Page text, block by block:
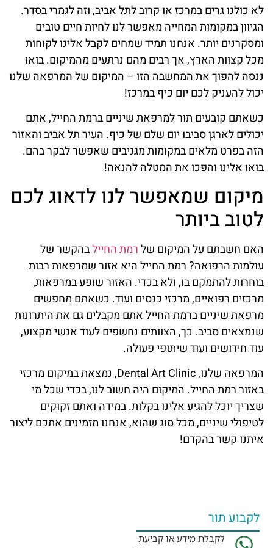
לא כולנו גרים במרכז או קרוב לתל אביב, וזה לגמרי בסדר.
הגיוון במקומות המחייה מאפשר לנו לחיות חיים טובים
ומסקרנים יותר. אנחנו תמיד שמחים לקבל אלינו לקוחות
מכל קצוות הארץ, אך רבים מהם נרתעים מהמיקום. בואו
ננסה להפוך את המחשבה הזו – המיקום של המרפאה שלנו
יכול להעניק לכם יום כיף במרכז!
כשאתם קובעים תור למרפאת שיניים ברמת החייל, אתם
יכולים לארגן סביבו יום שלם של כיף. העיר תל אביב והאזור
הזה בפרט מלאים במקומות מגניבים שאפשר לבקר בהם.
בואו אלינו והפכו את המטלה להנאה!
מיקום שמאפשר לנו לדאוג לכם
לטוב ביותר
האם חשבתם על המיקום שלרמת החיילבהקשר של
עולמות הרפואה? רמת החייל היא אזור שמרפאות רבות
בוחרות להתמקם בו, ולא בכדי. האזור שופע במרפאות,
מרכזים רפואיים, מרכזי כנסים ועוד. כשאתם מחפשים
מרפאת שיניים ברמת החייל אתם מקבלים גם את היתרונות
שנמצאים סביב. כך, הצוותים נחשפים לעוד אנשי מקצוע,
עוד חידושים ועוד שיתופי פעולה.
המרפאה שלנו, Dental Art Clinic, נמצאת במיקום מרכזי
באזור רמת החייל. המיקום היה חשוב לנו, בכדי שכל מי
שצריך יוכל להגיע אלינו בקלות. במידה ואתם זקוקים
לטיפולי שיניים, מכל סוג שהוא, אנחנו מזמינים אתכם ליצור
איתנו קשר בהקדם!
לקבוע תור
לקבלת מידע או קביעת